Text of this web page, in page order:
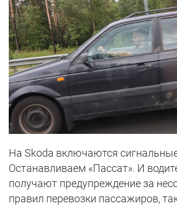
На Skoda включаются
Останавливаем «Пассат». И
получают предупреждение за
правил перевозки пассажиров,